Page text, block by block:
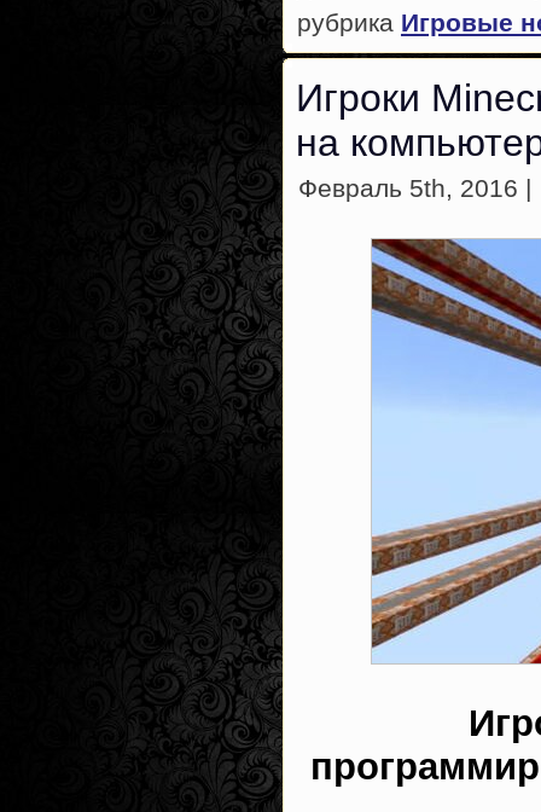
рубрика Игровые
Игроки
на
Февраль 5th, 2016 |